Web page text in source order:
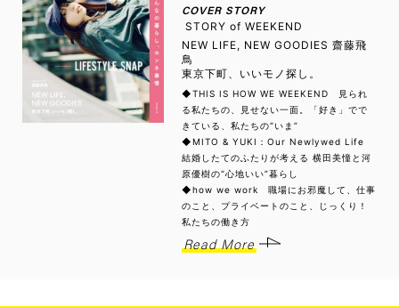
COVER STORY
STORY of WEEKEND
NEW LIFE, NEW GOODIES 齋藤飛
鳥
東京下町、いいモノ探し。
◆THIS IS HOW WE WEEKEND 見られ
る私たちの、見せない一面。「好き」でで
きている、私たちの“いま”
◆MITO & YUKI：Our Newlywed Life
結婚したてのふたりが考える 横田美憧と河
原優樹の“心地いい”暮らし
◆how we work 職場にお邪魔して、仕事
のこと、プライベートのこと、じっくり！
私たちの働き方
Read More